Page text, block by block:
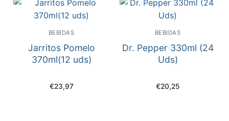
BEBIDAS
Jarritos Pomelo
370ml(12 uds)
€23,97
BEBIDAS
Dr. Pepper 330ml (24
Uds)
€20,25